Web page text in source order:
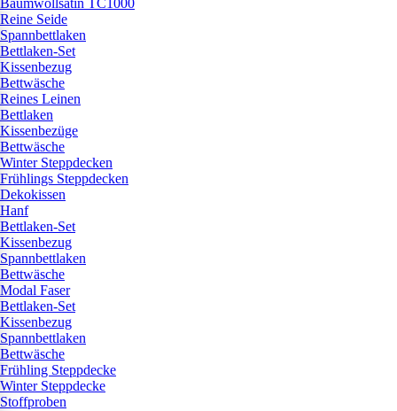
Baumwollsatin TC1000
Reine Seide
Spannbettlaken
Bettlaken-Set
Kissenbezug
Bettwäsche
Reines Leinen
Bettlaken
Kissenbezüge
Bettwäsche
Winter Steppdecken
Frühlings Steppdecken
Dekokissen
Hanf
Bettlaken-Set
Kissenbezug
Spannbettlaken
Bettwäsche
Modal Faser
Bettlaken-Set
Kissenbezug
Spannbettlaken
Bettwäsche
Frühling Steppdecke
Winter Steppdecke
Stoffproben